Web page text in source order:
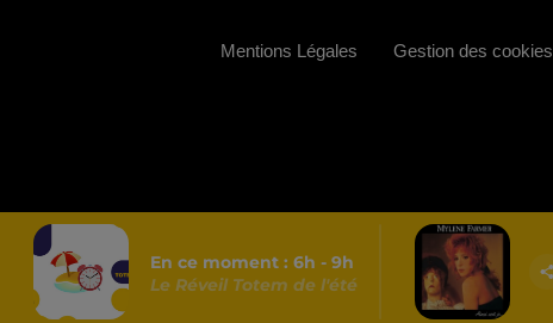
En ce moment : 6h - 9h
Le Réveil Totem de l'été
Mentions Légales Gestion des cookies